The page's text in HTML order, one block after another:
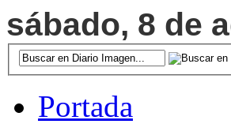
sábado, 8 de
Portada